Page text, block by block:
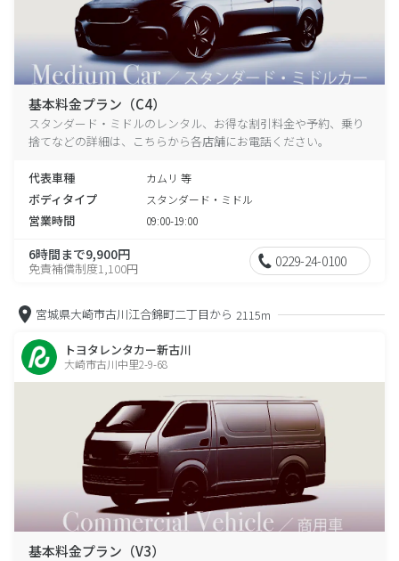
基本料金プラン（C4）
スタンダード・ミドルのレンタル、お得な割引料金や予約、乗り
捨てなどの詳細は、こちらから各店舗にお電話ください。
代表車種 カムリ 等
ボディタイプ スタンダード・ミドル
営業時間 09:00-19:00
6時間まで9,900円
免責補償制度1,100円 0229-24-0100
宮城県大崎市古川江合錦町二丁目から 2115m
トヨタレンタカー新古川
大崎市古川中里2-9-68
基本料金プラン（V3）